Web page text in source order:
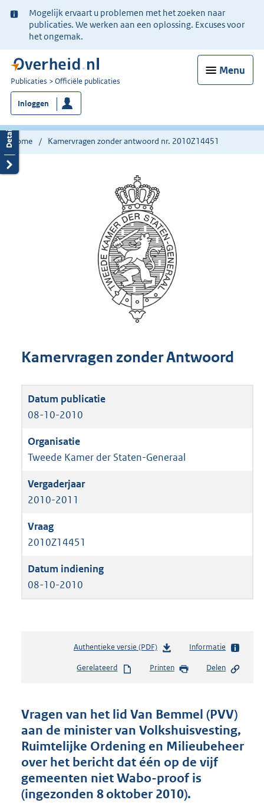
Ter
informatie:
Mogelijk ervaart u problemen met het zoeken naar
publicaties. We werken aan een oplossing. Excuses voor
het ongemak.
Menu
U
bent
nu
hier:
Publicaties Officiële publicaties
Inloggen
Home Kamervragen zonder antwoord nr. 2010Z14451
Kamervragen zonder Antwoord
08-10-2010
Tweede Kamer der Staten-Generaal
2010-2011
2010Z14451
08-10-2010
Authentieke versie (PDF)b
s
n
d
s
g
r
o
t
Informatie
Gerelateerd Printen Delen
Vragen van het lid Van Bemmel (PVV)
aan de minister van Volkshuisvesting,
Ruimtelijke Ordening en Milieubeheer
over het bericht dat één op de vijf
gemeenten niet Wabo-proof is
(ingezonden 8 oktober 2010).